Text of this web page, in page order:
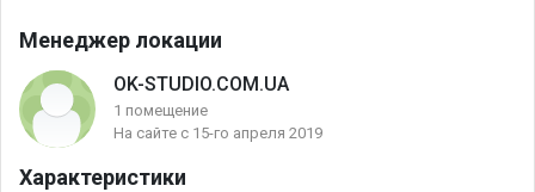
Менеджер локации
OK-STUDIO.COM.UA
1 помещение
На сайте с 15-го апреля 2019
Характеристики